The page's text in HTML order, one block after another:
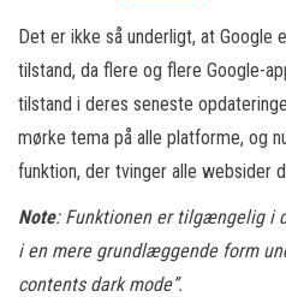
Det er ikke så underligt, at Google
tilstand, da flere og flere Google-
tilstand i deres seneste
mørke tema på alle platforme, og
funktion, der tvinger alle websider
Note: Funktionen er tilgængelig i
i en mere grundlæggende form
contents dark mode”.